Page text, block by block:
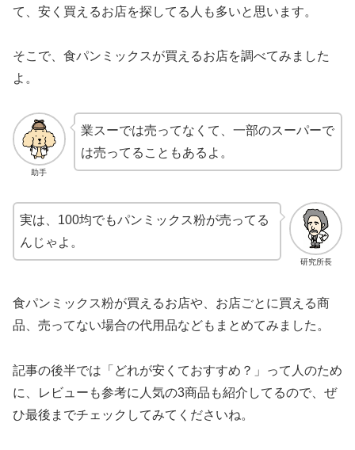
て、安く買えるお店を探してる人も多いと思います。
そこで、食パンミックスが買えるお店を調べてみました
よ。
助手
業スーでは売ってなくて、一部のスーパーで
は売ってることもあるよ。
研究所長
実は、100均でもパンミックス粉が売ってる
んじゃよ。
食パンミックス粉が買えるお店や、お店ごとに買える商
品、売ってない場合の代用品などもまとめてみました。
記事の後半では「どれが安くておすすめ？」って人のため
に、レビューも参考に人気の3商品も紹介してるので、ぜ
ひ最後までチェックしてみてくださいね。